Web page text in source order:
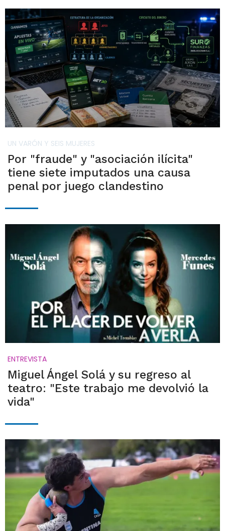
UN VARÓN Y SEIS MUJERES
Por "fraude" y "asociación ilícita"
tiene siete imputados una causa
penal por juego clandestino
ENTREVISTA
Miguel Ángel Solá y su regreso al
teatro: "Este trabajo me devolvió la
vida"